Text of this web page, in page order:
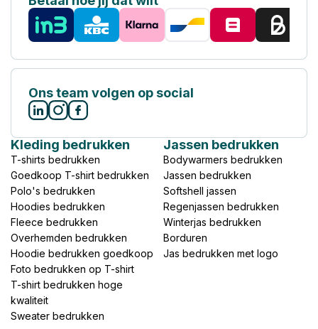
Ons team volgen op social
Kleding bedrukken
T-shirts bedrukken
Goedkoop T-shirt bedrukken
Polo's bedrukken
Hoodies bedrukken
Fleece bedrukken
Overhemden bedrukken
Hoodie bedrukken goedkoop
Foto bedrukken op T-shirt
T-shirt bedrukken hoge
kwaliteit
Sweater bedrukken
Jassen bedrukken
Bodywarmers bedrukken
Jassen bedrukken
Softshell jassen
Regenjassen bedrukken
Winterjas bedrukken
Borduren
Jas bedrukken met logo